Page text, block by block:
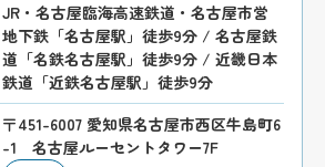
JR・名古屋臨海高速鉄道・名古屋市営
地下鉄「名古屋駅」徒歩9分 / 名古屋鉄
道「名鉄名古屋駅」徒歩9分 / 近畿日本
鉄道「近鉄名古屋駅」徒歩9分
〒451-6007 愛知県名古屋市西区牛島町6
-1 名古屋ルーセントタワー7F